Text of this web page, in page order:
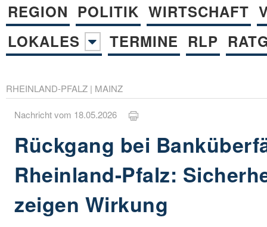
REGION POLITIK WIRTSCHAFT
LOKALES
TERMINE RLP
RHEINLAND-PFALZ | MAINZ
Nachricht vom 18.05.2026
Rückgang bei
Rheinland-Pfalz:
zeigen Wirkung